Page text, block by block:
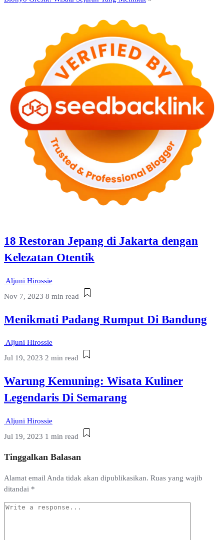
18 Restoran Jepang di Jakarta dengan
Kelezatan Otentik
Aljuni Hirossie
Nov 7, 2023 8 min read
Menikmati Padang Rumput Di Bandung
Aljuni Hirossie
Jul 19, 2023 2 min read
Warung Kemuning: Wisata Kuliner
Legendaris Di Semarang
Aljuni Hirossie
Jul 19, 2023 1 min read
Tinggalkan Balasan
Alamat email Anda tidak akan dipublikasikan. Ruas yang wajib
ditandai *